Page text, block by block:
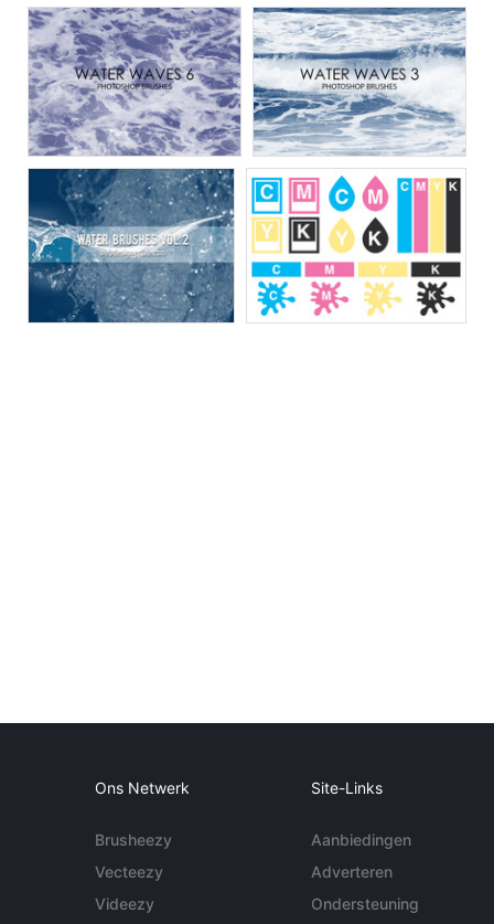
Ons Netwerk
Brusheezy
Vecteezy
Videezy
Site-Links
Aanbiedingen
Adverteren
Ondersteuning